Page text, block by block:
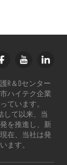
R＆Dセンター
ハイテク企業
ています。
して以来、当
を推進し、新
在、当社は発
ます。